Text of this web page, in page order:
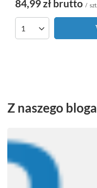
84,99 zł brutto / szt.
Ilość produktów
Z naszego bloga